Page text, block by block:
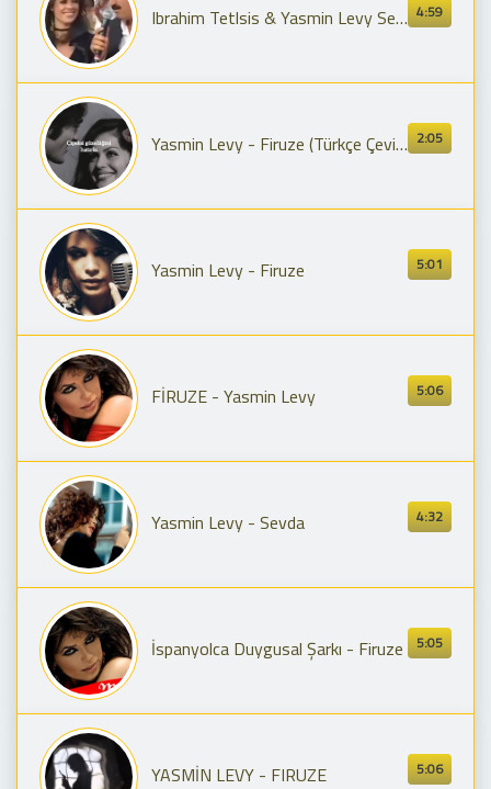
4:59
Ibrahim Tetlsis & Yasmin Levy Seni Sana Birakmam ➹♥➹
2:05
Yasmin Levy - Firuze (Türkçe Çeviri)
5:01
Yasmin Levy - Firuze
5:06
FİRUZE - Yasmin Levy
4:32
Yasmin Levy - Sevda
5:05
İspanyolca Duygusal Şarkı - Firuze
5:06
YASMİN LEVY - FIRUZE